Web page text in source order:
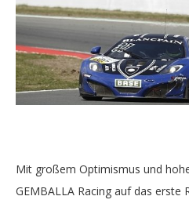
Mit großem Optimismus und
GEMBALLA Racing auf das erste